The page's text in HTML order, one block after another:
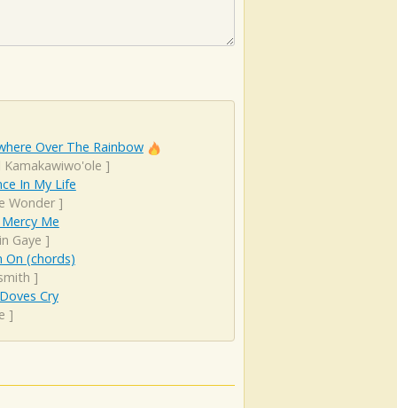
Over The Rainbow
Kamakawiwo'ole ]
In My Life
Wonder]
Me
Gaye ]
On (chords)
]
Cry
]